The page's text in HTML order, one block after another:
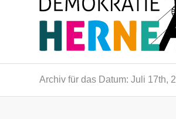
Archiv für das Datum: Juli 17th,